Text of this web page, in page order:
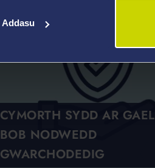
Addasu
CYMORTH SYDD AR
BOB NODWEDD
GWARCHODEDIG